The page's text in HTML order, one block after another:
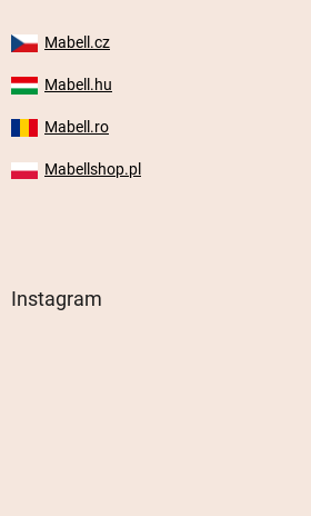
Mabell.cz
Mabell.hu
Mabell.ro
Mabellshop.pl
Instagram